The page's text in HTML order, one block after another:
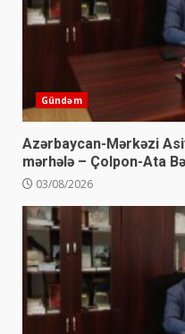
Gündəm
Azərbaycan-Mərkəzi
mərhələ – Çolpon-Ata
03/08/2026